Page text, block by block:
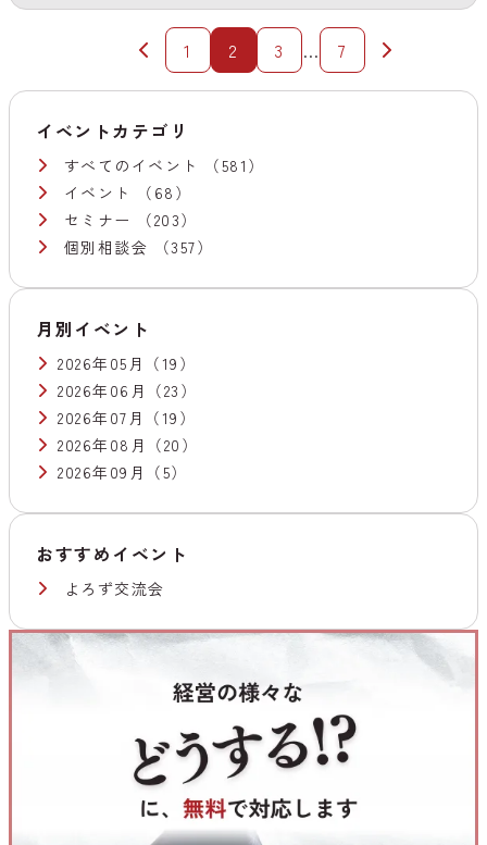
1 2 3 … 7
イベントカテゴリ
すべてのイベント
（581）
イベント
（68）
セミナー
（203）
個別相談会
（357）
月別イベント
2026年05月
（19）
2026年06月
（23）
2026年07月
（19）
2026年08月
（20）
2026年09月
（5）
おすすめイベント
よろず交流会